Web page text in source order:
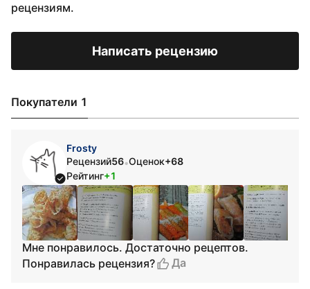
рецензиям.
Написать рецензию
Покупатели 1
Frosty
Рецензий56•Оценок+68
Рейтинг+1
Мне понравилось. Достаточно рецептов.
Понравилась рецензия?
Да